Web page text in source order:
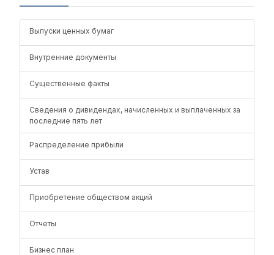
Выпуски ценных бумаг
Внутренние документы
Существенные факты
Сведения о дивидендах, начисленных и выплаченных за
последние пять лет
Распределение прибыли
Устав
Приобретение обществом акций
Отчеты
Бизнес план